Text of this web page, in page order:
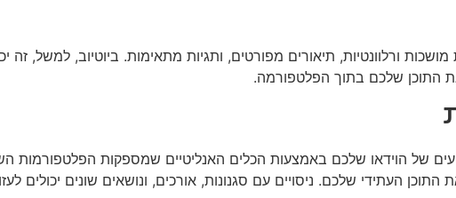
ורלוונטיות, תיאורים מפורטים, ותגיות מתאימות. ביוטיוב, למשל, זה
התוכן שלכם בתוך הפלטפורמה.
של הוידאו שלכם באמצעות הכלים האנליטיים שמספקות הפלטפורמות
העתידי שלכם. ניסויים עם סגנונות, אורכים, ונושאים שונים